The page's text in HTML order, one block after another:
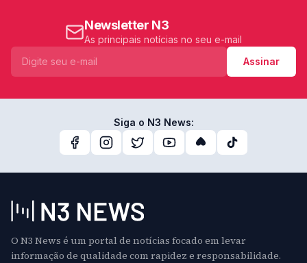
Newsletter N3
As principais notícias no seu e-mail
Assinar
Siga o N3 News:
O N3 News é um portal de notícias focado em levar
informação de qualidade com rapidez e responsabilidade.